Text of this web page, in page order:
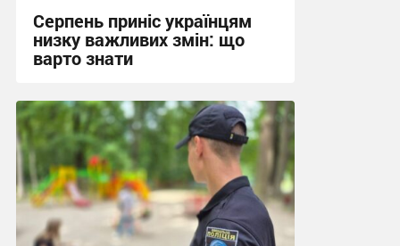
Серпень приніс українцям
низку важливих змін: що
варто знати
22:18, 2.08.2026